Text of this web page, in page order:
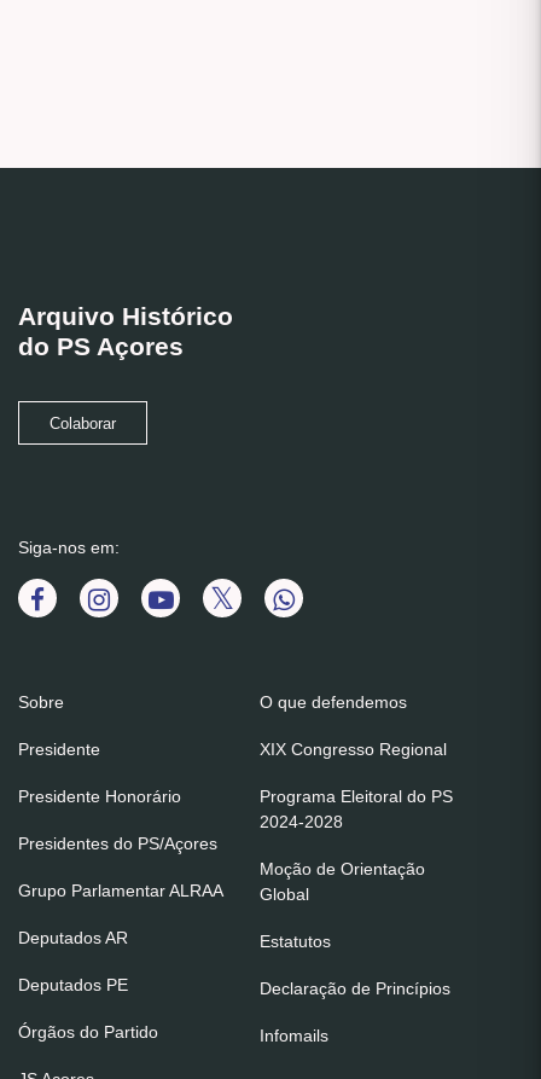
Arquivo Histórico
do PS Açores
Colaborar
Siga-nos em:
Sobre
Presidente
Presidente Honorário
Presidentes do PS/Açores
Grupo Parlamentar ALRAA
Deputados AR
Deputados PE
Órgãos do Partido
O que defendemos
XIX Congresso Regional
Programa Eleitoral do PS
2024-2028
Moção de Orientação
Global
Estatutos
Declaração de Princípios
Infomails